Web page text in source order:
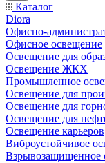
Каталог
Diora
Офисно-
Офисное освещение
Освещение для
Освещение ЖКХ
Промышленное
Освещение для
Освещение для
Освещение для
Освещение карьеров
Виброустойчивое
Взрывозащищенное